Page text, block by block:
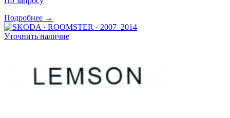
Подробнее →
Уточнить наличие